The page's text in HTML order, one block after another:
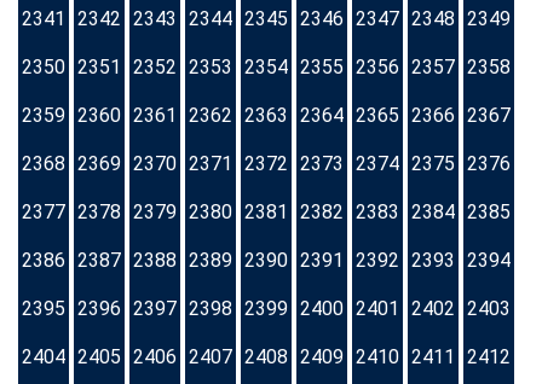
2341 2342 2343 2344 2345 2346 2347 2348 2349
2350 2351 2352 2353 2354 2355 2356 2357 2358
2359 2360 2361 2362 2363 2364 2365 2366 2367
2368 2369 2370 2371 2372 2373 2374 2375 2376
2377 2378 2379 2380 2381 2382 2383 2384 2385
2386 2387 2388 2389 2390 2391 2392 2393 2394
2395 2396 2397 2398 2399 2400 2401 2402 2403
2404 2405 2406 2407 2408 2409 2410 2411 2412